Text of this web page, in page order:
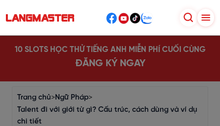
10 SLOTS HỌC THỬ TIẾNG ANH MIỄN PHÍ CUỐI CÙNG
ĐĂNG KÝ NGAY
Trang chủ>Ngữ Pháp>
Talent đi với giới từ gì? Cấu trúc, cách dùng và ví dụ
chi tiết